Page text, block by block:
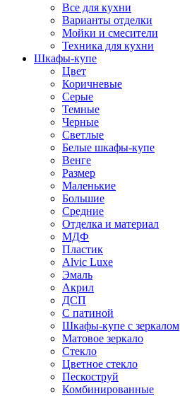
Все для кухни
Варианты отделки
Мойки и смесители
Техника для кухни
Шкафы-купе
Цвет
Коричневые
Серые
Темные
Черные
Светлые
Белые шкафы-купе
Венге
Размер
Маленькие
Большие
Средние
Отделка и материал
МДФ
Пластик
Alvic Luxe
Эмаль
Акрил
ДСП
С патиной
Шкафы-купе с зеркалом
Матовое зеркало
Стекло
Цветное стекло
Пескоструй
Комбинированные